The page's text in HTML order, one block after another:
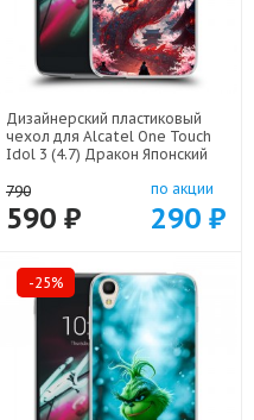
Дизайнерский пластиковый
чехол для Alcatel One Touch
Idol 3 (4.7) Дракон Японский
790
590 ₽
по акции
290 ₽
-25%